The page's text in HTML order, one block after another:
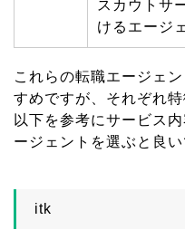
スカウトサ
けるエージ
これらの転職エージェ
すめですが、それぞれ
以下を参考にサービス
ージェントを選ぶと良い
itk